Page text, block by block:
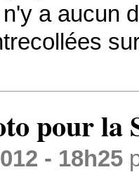
a aucun
pour la
- 18h25